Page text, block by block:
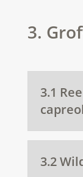
3.
3.1
3.2